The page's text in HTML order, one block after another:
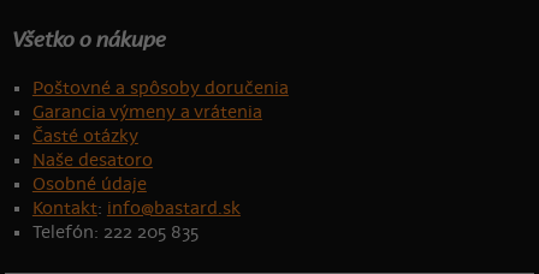
Všetko o nákupe
Poštovné a spôsoby doručenia
Garancia výmeny a vrátenia
Časté otázky
Naše desatoro
Osobné údaje
Kontakt: info@bastard.sk
Telefón: 222 205 835